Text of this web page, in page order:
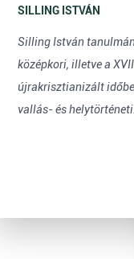
SILLING ISTVÁN
Silling István
középkori, illetve a
újrakrisztianizált
vallás- és